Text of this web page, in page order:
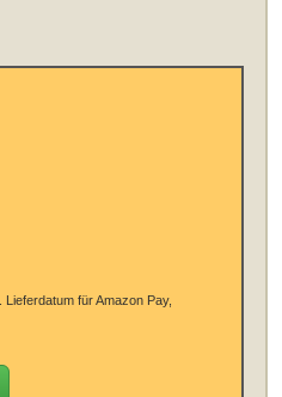
Lieferdatum für Amazon Pay,